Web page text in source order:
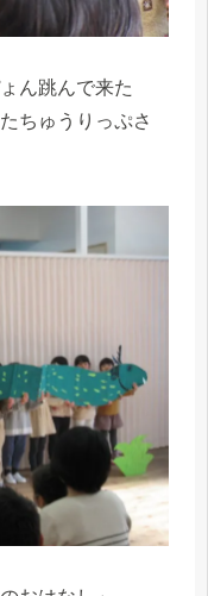
ん跳んで来た
ちゅうりっぷさ